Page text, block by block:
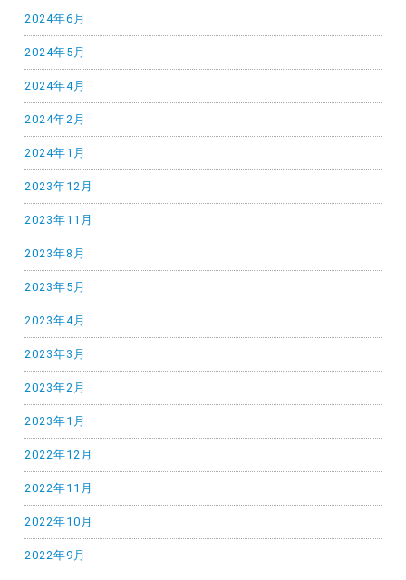
2024年6月
2024年5月
2024年4月
2024年2月
2024年1月
2023年12月
2023年11月
2023年8月
2023年5月
2023年4月
2023年3月
2023年2月
2023年1月
2022年12月
2022年11月
2022年10月
2022年9月